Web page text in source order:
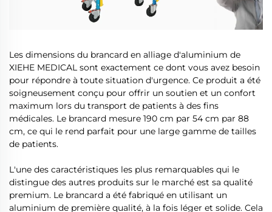
Les dimensions du brancard en alliage d'aluminium de
XIEHE MEDICAL sont exactement ce dont vous avez besoin
pour répondre à toute situation d'urgence. Ce produit a été
soigneusement conçu pour offrir un soutien et un confort
maximum lors du transport de patients à des fins
médicales. Le brancard mesure 190 cm par 54 cm par 88
cm, ce qui le rend parfait pour une large gamme de tailles
de patients.
L'une des caractéristiques les plus remarquables qui le
distingue des autres produits sur le marché est sa qualité
premium. Le brancard a été fabriqué en utilisant un
aluminium de première qualité, à la fois léger et solide. Cela